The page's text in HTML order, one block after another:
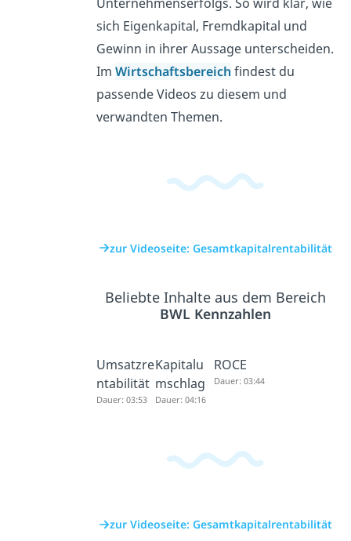
sich Eigenkapital, Fremdkapital und
Gewinn in ihrer Aussage unterscheiden.
Im Wirtschaftsbereich findest du
passende Videos zu diesem und
verwandten Themen.
zur Videoseite: Gesamtkapitalrentabilität
Beliebte Inhalte aus dem Bereich
BWL Kennzahlen
Umsatzre
ntabilität
Dauer: 03:53
Kapitalu
mschlag
Dauer: 04:16
ROCE
Dauer: 03:44
zur Videoseite: Gesamtkapitalrentabilität